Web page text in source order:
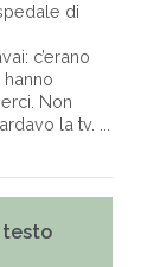
di
c’erano
Non
la tv. ...
testo